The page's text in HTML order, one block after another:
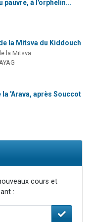
pauvre, à l'orphelin...
la Mitsva du Kiddouch
la Mitsva
'Arava, après Souccot
cours et
: